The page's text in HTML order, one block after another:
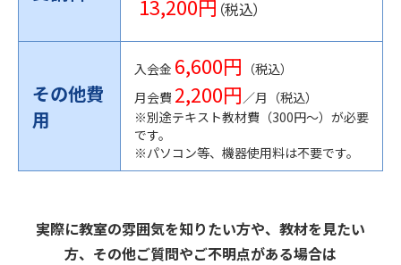
13,200円 （税込）
その他費
用
入会金 6,600円 （税込）
月会費 2,200円／月（税込）
※別途テキスト教材費（300円〜）が必要
です。
※パソコン等、機器使用料は不要です。
実際に教室の雰囲気を知りたい方や、教材を見たい
方、その他ご質問やご不明点がある場合は